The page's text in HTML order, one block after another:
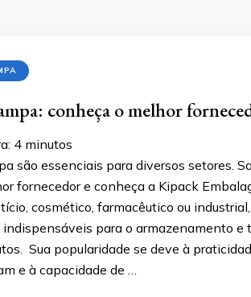
conheça o melhor
4 minutos
são essenciais para diversos setores.
fornecedor e conheça a Kipack
cosmético, farmacêutico ou
para o armazenamento e
Sua popularidade se deve à
e à capacidade de …